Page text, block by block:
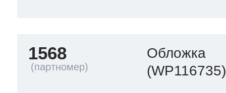
1568
Обложка
(WP116735)